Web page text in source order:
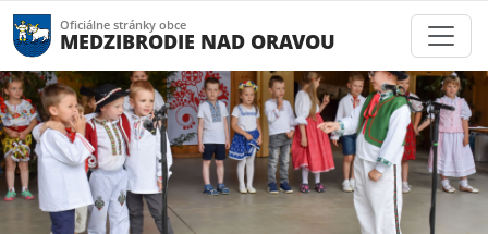
Oficiálne stránky obce
MEDZIBRODIE NAD ORAVOU